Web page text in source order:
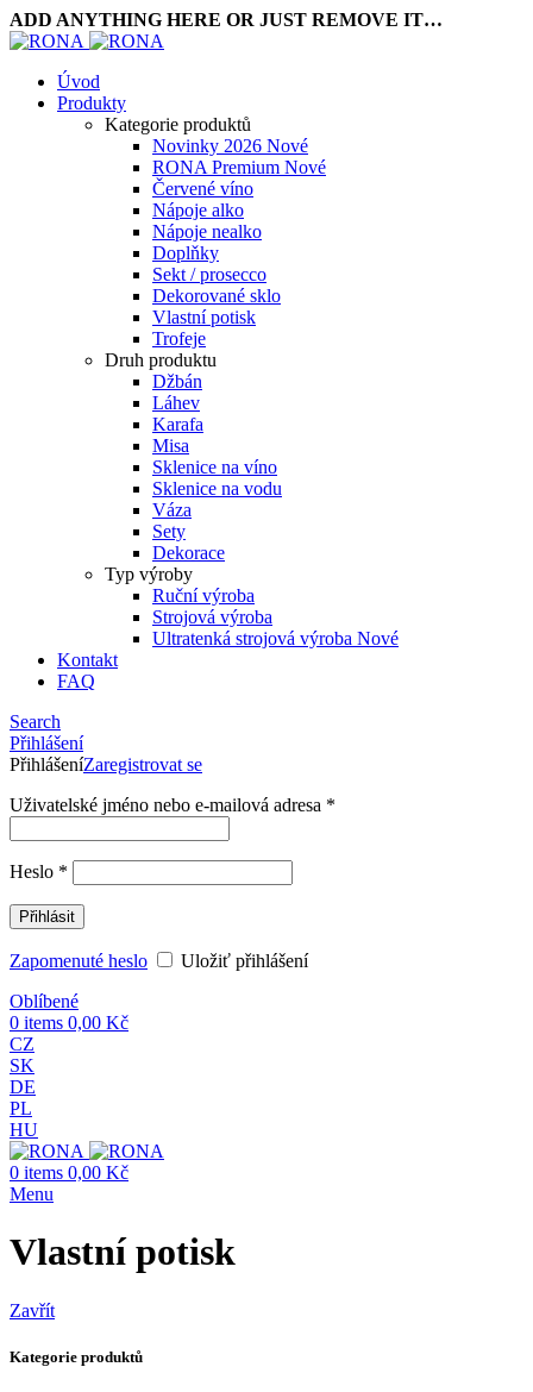
ADD ANYTHING HERE OR JUST REMOVE IT…
Úvod
Produkty
Kategorie produktů
Novinky 2026 Nové
RONA Premium Nové
Červené víno
Nápoje alko
Nápoje nealko
Doplňky
Sekt / prosecco
Dekorované sklo
Vlastní potisk
Trofeje
Druh produktu
Džbán
Láhev
Karafa
Misa
Sklenice na víno
Sklenice na vodu
Váza
Sety
Dekorace
Typ výroby
Ruční výroba
Strojová výroba
Ultratenká strojová výroba Nové
Kontakt
FAQ
Search
Přihlášení
PřihlášeníZaregistrovat se
Uživatelské jméno nebo e-mailová adresa *
Heslo *
Přihlásit
Zapomenuté heslo
Uložiť přihlášení
Oblíbené
0 items 0,00 Kč
CZ
SK
DE
PL
HU
0 items 0,00 Kč
Menu
Vlastní potisk
Zavřít
Kategorie produktů